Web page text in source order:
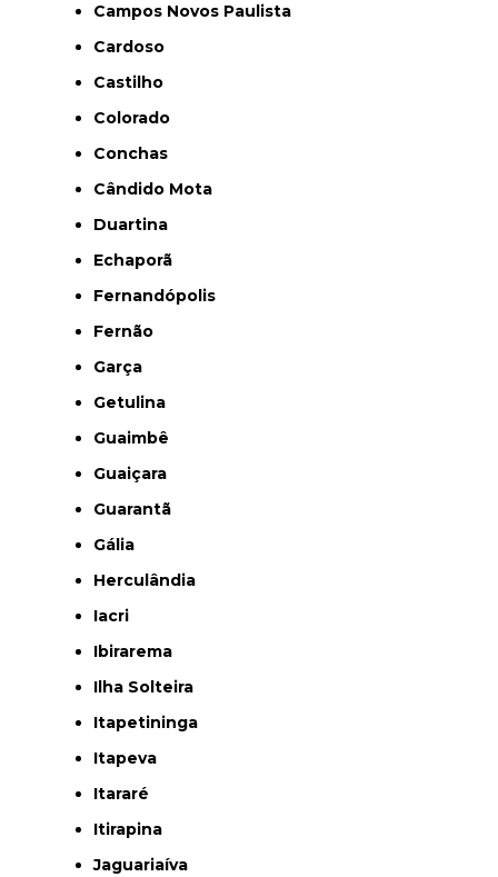
Campos Novos Paulista
Cardoso
Castilho
Colorado
Conchas
Cândido Mota
Duartina
Echaporã
Fernandópolis
Fernão
Garça
Getulina
Guaimbê
Guaiçara
Guarantã
Gália
Herculândia
Iacri
Ibirarema
Ilha Solteira
Itapetininga
Itapeva
Itararé
Itirapina
Jaguariaíva